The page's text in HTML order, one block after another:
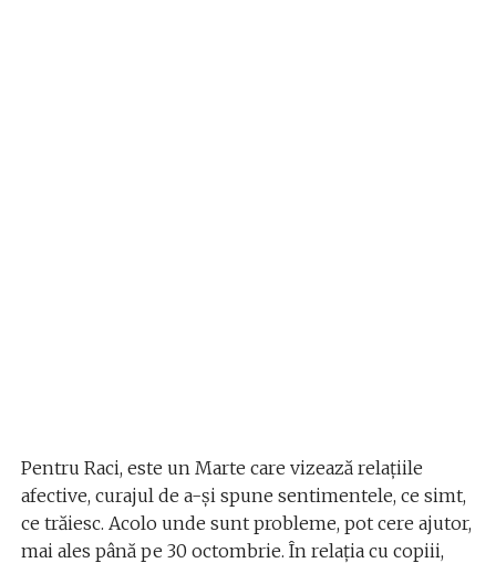
Pentru Raci, este un Marte care vizează relațiile
afective, curajul de a-și spune sentimentele, ce simt,
ce trăiesc. Acolo unde sunt probleme, pot cere ajutor,
mai ales până pe 30 octombrie. În relația cu copiii,